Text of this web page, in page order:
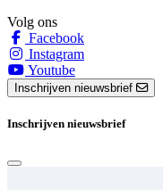
Volg ons
Facebook
Instagram
Youtube
Inschrijven nieuwsbrief
Inschrijven nieuwsbrief